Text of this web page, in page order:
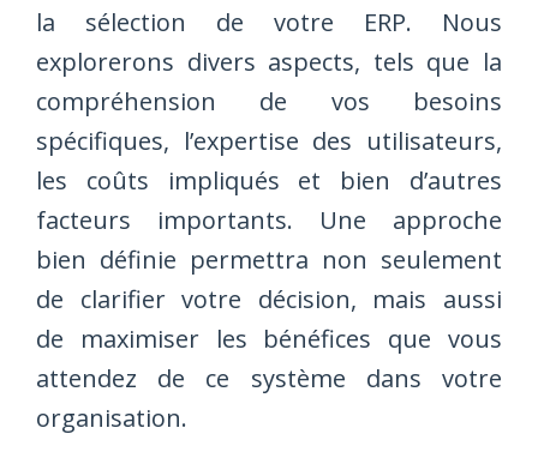
la sélection de votre ERP. Nous
explorerons divers aspects, tels que la
compréhension de vos besoins
spécifiques, l’expertise des utilisateurs,
les coûts impliqués et bien d’autres
facteurs importants. Une approche
bien définie permettra non seulement
de clarifier votre décision, mais aussi
de maximiser les bénéfices que vous
attendez de ce système dans votre
organisation.